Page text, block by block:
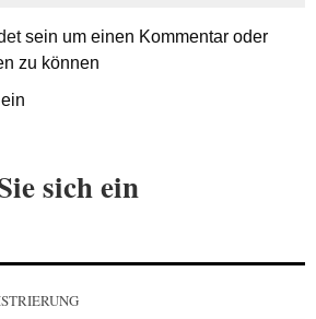
sein um einen Kommentar oder
zu können
sich ein